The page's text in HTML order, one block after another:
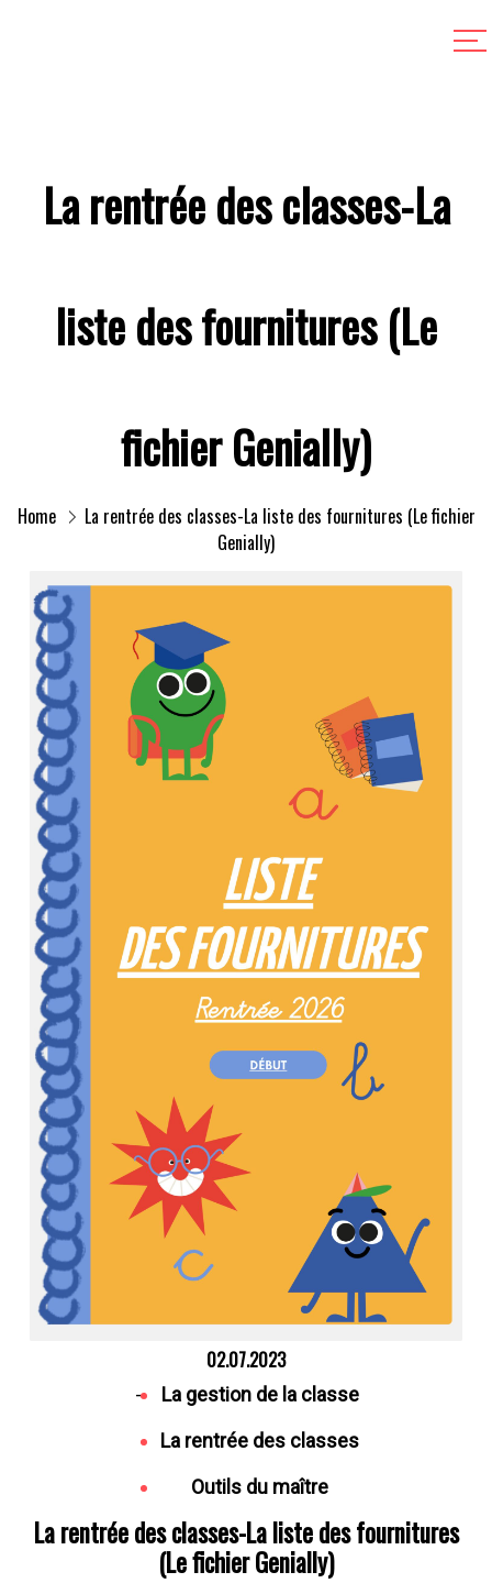
La rentrée des classes-La
liste des fournitures (Le
fichier Genially)
Home
La rentrée des classes-La liste des fournitures (Le fichier
Genially)
02.07.2023
-
La gestion de la classe
La rentrée des classes
Outils du maître
La rentrée des classes-La liste des fournitures
(Le fichier Genially)